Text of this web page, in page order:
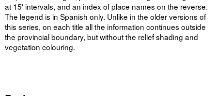
at 15' intervals, and an index of place names on the reverse.
The legend is in Spanish only. Unlike in the older versions of
this series, on each title all the information continues outside
the provincial boundary, but without the relief shading and
vegetation colouring.